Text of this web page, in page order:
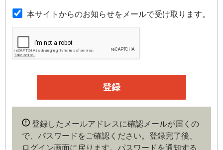
本規約は本サイトが提供するサービスについて規定したも
のです。
第３条（会員）
本サイトの会員は、機関投資家や金融機関の役職員、事業
企業や官公庁、研究機関などの役職員、もしくは専門家の
いずれかに該当していることを条件とし、登録の申し込み
を行うには、当社が入会を承諾した時点で、本会員規約の
の内容がある場合や本規約に違反するおそれがある場合に
は、当社は会員登録を拒否もしくは抹消することができま
本サイトからのお知らせをメールで受け取ります。
登録したメールアドレスに確認メールが届くの
で、パスワードをご確認ください。登録完了後、
ログイン画面に戻ります。パスワードを通知する